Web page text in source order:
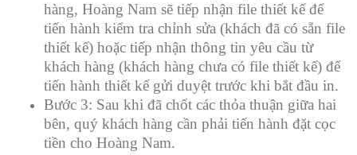
hàng, Hoàng Nam sẽ tiếp nhận file thiết kế để
tiến hành kiểm tra chỉnh sửa (khách đã có sẵn file
thiết kế) hoặc tiếp nhận thông tin yêu cầu từ
khách hàng (khách hàng chưa có file thiết kế) để
tiến hành thiết kế gửi duyệt trước khi bắt đầu in.
Bước 3: Sau khi đã chốt các thỏa thuận giữa hai
bên, quý khách hàng cần phải tiến hành đặt cọc
tiền cho Hoàng Nam.